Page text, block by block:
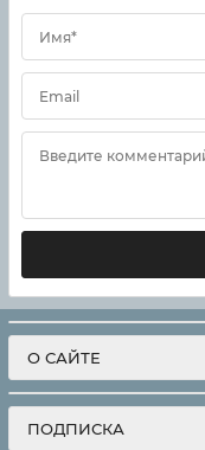
Имя*
Email
Введите
О САЙТЕ
ПОДПИСКА